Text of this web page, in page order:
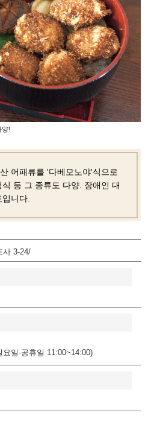
양!
어패류를 '다베모노야'식으로
등 그 종류도 다양. 장애인 대
니다.
사 3-24/
일·공휴일 11:00~14:00)